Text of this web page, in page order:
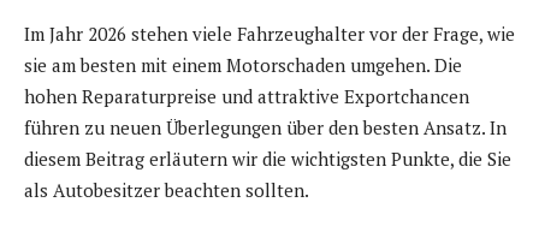
Im Jahr 2026 stehen viele Fahrzeughalter vor der Frage, wie
sie am besten mit einem Motorschaden umgehen. Die
hohen Reparaturpreise und attraktive Exportchancen
führen zu neuen Überlegungen über den besten Ansatz. In
diesem Beitrag erläutern wir die wichtigsten Punkte, die Sie
als Autobesitzer beachten sollten.